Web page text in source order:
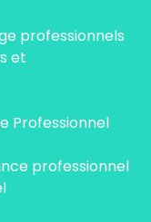
professionnels
et
Professionnel
professionnel